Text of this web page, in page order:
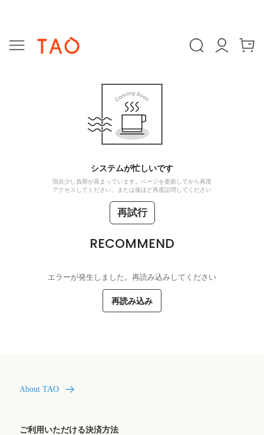
システムが忙しいです
現在少し負荷が高まっています。ページを更新してから再度
アクセスしてください、または後ほど再度訪問してください
再試行
RECOMMEND
エラーが発生しました。再読み込みしてください
再読み込み
About TAO
ご利用いただける決済方法